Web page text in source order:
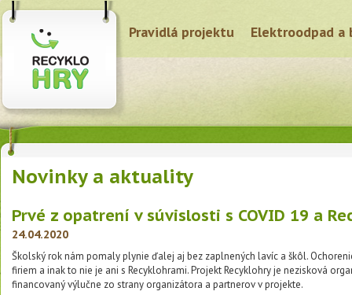
Pravidlá projektu Elektroodpad a
Novinky a aktuality
Prvé z opatrení v súvislosti s COVID 19 a
24.04.2020
Školský rok nám pomaly plynie ďalej aj bez zaplnených lavíc a škôl.
firiem a inak to nie je ani s Recyklohrami. Projekt Recyklohry je nezisková
financovaný výlučne zo strany organizátora a partnerov v projekte.